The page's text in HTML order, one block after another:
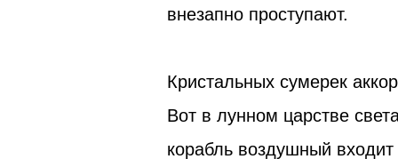
внезапно проступают.
Кристальных сумерек
Вот в лунном царстве
корабль воздушный входит